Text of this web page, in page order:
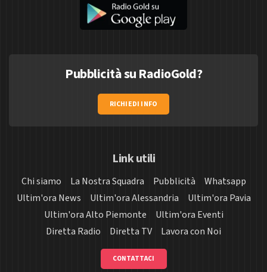
Pubblicità su RadioGold?
RICHIEDI INFO
Link utili
Chi siamo La Nostra Squadra Pubblicità
Whatsapp
Ultim'ora News
Ultim'ora Alessandria
Ultim'ora Pavia
Ultim'ora Alto Piemonte
Ultim'ora Eventi
Diretta Radio
Diretta TV Lavora con Noi
CONTATTACI